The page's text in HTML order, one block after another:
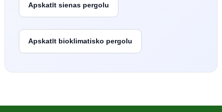
Apskatīt sienas pergolu
Apskatīt bioklimatisko pergolu